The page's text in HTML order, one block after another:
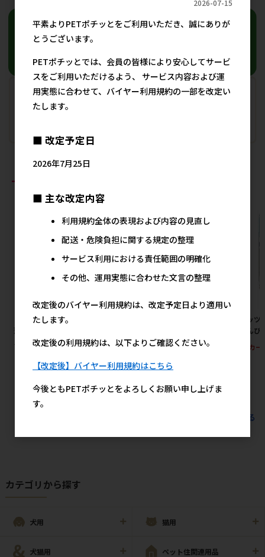
［ペットプロジャパン］業務用
薄型ペットシーツ ワイド 1ケー
ス（600枚入）
参考上代 2,325円
［ペッ
びょんび
メーカ
すべてのおすすめ商品を見る
カテゴリから探す
犬用 猫用
犬猫用 ペット住関連用品
2026-07-15
平素よりPETポチッとをご利用いただき、誠にありが
とうございます。
PETポチッとでは、会員の皆様により安心してサービ
スをご利用いただけるよう、 サービス内容および運
用実態に合わせて、バイヤー利用規約の一部を改定い
たします。
■ 改定予定日
2026年7月25日
■ 主な改定内容
利用規約全体の表現および内容の見直し
配送・危険負担に関する規定の整理
サービス利用における責任範囲の明確化
その他、運用実態に合わせた文言の整理
改定後のバイヤー利用規約は、改定予定日より適用い
たします。
改定後の利用規約は、以下よりご確認ください。
【改定後】バイヤー利用規約はこちら
今後ともPETポチッとをよろしくお願い申し上げま
す。